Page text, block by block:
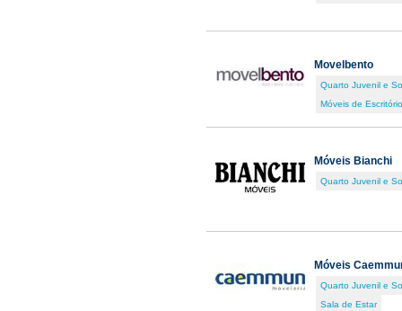
Movelbento
Quarto Juvenil e
Móveis de Escritório
Móveis Bianchi
Quarto Juvenil e
Móveis
Quarto Juvenil e
Sala de Estar